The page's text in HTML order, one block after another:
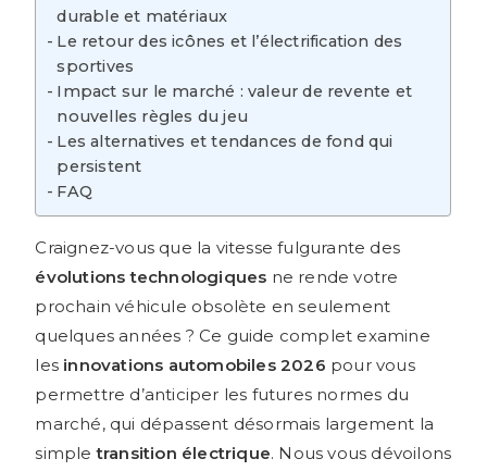
durable et matériaux
Le retour des icônes et l’électrification des
sportives
Impact sur le marché : valeur de revente et
nouvelles règles du jeu
Les alternatives et tendances de fond qui
persistent
FAQ
Craignez-vous que la vitesse fulgurante des
évolutions technologiques ne rende votre
prochain véhicule obsolète en seulement
quelques années ? Ce guide complet examine
les innovations automobiles 2026 pour vous
permettre d’anticiper les futures normes du
marché, qui dépassent désormais largement la
simpletransition électrique. Nous vous dévoilons